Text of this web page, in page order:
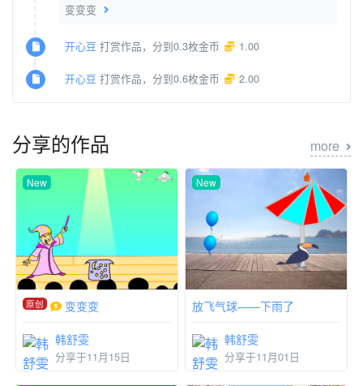
变变变
开心豆 打赏作品，分到0.3枚金币 1.00
开心豆 打赏作品，分到0.6枚金币 2.00
分享的作品 more
New
原创 变变变
韩舒雯
分享于11月15日
New
放飞气球——下雨了
韩舒雯
分享于11月01日